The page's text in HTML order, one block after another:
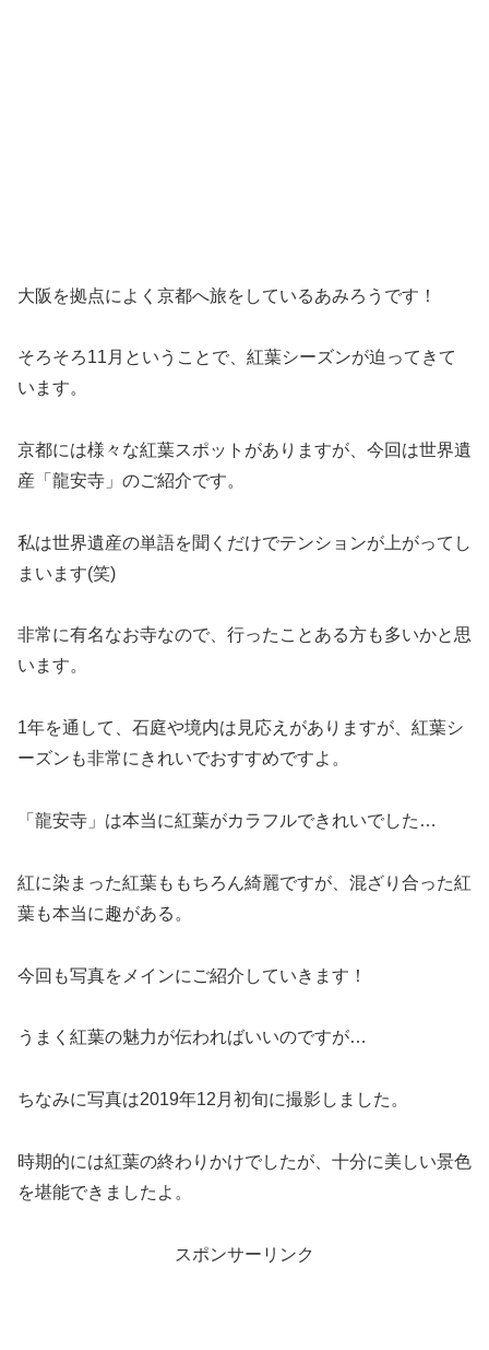
大阪を拠点によく京都へ旅をしているあみろうです！
そろそろ11月ということで、紅葉シーズンが迫ってきて
います。
京都には様々な紅葉スポットがありますが、今回は世界遺
産「龍安寺」のご紹介です。
私は世界遺産の単語を聞くだけでテンションが上がってし
まいます(笑)
非常に有名なお寺なので、行ったことある方も多いかと思
います。
1年を通して、石庭や境内は見応えがありますが、紅葉シ
ーズンも非常にきれいでおすすめですよ。
「龍安寺」は本当に紅葉がカラフルできれいでした…
紅に染まった紅葉ももちろん綺麗ですが、混ざり合った紅
葉も本当に趣がある。
今回も写真をメインにご紹介していきます！
うまく紅葉の魅力が伝わればいいのですが…
ちなみに写真は2019年12月初旬に撮影しました。
時期的には紅葉の終わりかけでしたが、十分に美しい景色
を堪能できましたよ。
スポンサーリンク